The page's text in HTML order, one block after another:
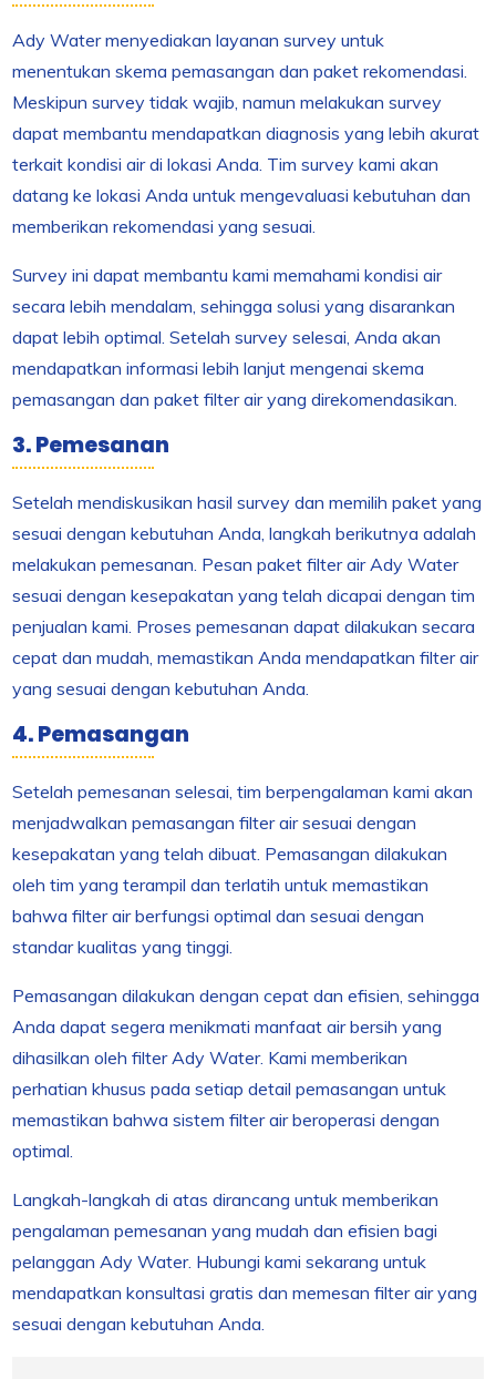
Ady Water menyediakan layanan survey untuk
menentukan skema pemasangan dan paket rekomendasi.
Meskipun survey tidak wajib, namun melakukan survey
dapat membantu mendapatkan diagnosis yang lebih akurat
terkait kondisi air di lokasi Anda. Tim survey kami akan
datang ke lokasi Anda untuk mengevaluasi kebutuhan dan
memberikan rekomendasi yang sesuai.
Survey ini dapat membantu kami memahami kondisi air
secara lebih mendalam, sehingga solusi yang disarankan
dapat lebih optimal. Setelah survey selesai, Anda akan
mendapatkan informasi lebih lanjut mengenai skema
pemasangan dan paket filter air yang direkomendasikan.
3. Pemesanan
Setelah mendiskusikan hasil survey dan memilih paket yang
sesuai dengan kebutuhan Anda, langkah berikutnya adalah
melakukan pemesanan. Pesan paket filter air Ady Water
sesuai dengan kesepakatan yang telah dicapai dengan tim
penjualan kami. Proses pemesanan dapat dilakukan secara
cepat dan mudah, memastikan Anda mendapatkan filter air
yang sesuai dengan kebutuhan Anda.
4. Pemasangan
Setelah pemesanan selesai, tim berpengalaman kami akan
menjadwalkan pemasangan filter air sesuai dengan
kesepakatan yang telah dibuat. Pemasangan dilakukan
oleh tim yang terampil dan terlatih untuk memastikan
bahwa filter air berfungsi optimal dan sesuai dengan
standar kualitas yang tinggi.
Pemasangan dilakukan dengan cepat dan efisien, sehingga
Anda dapat segera menikmati manfaat air bersih yang
dihasilkan oleh filter Ady Water. Kami memberikan
perhatian khusus pada setiap detail pemasangan untuk
memastikan bahwa sistem filter air beroperasi dengan
optimal.
Langkah-langkah di atas dirancang untuk memberikan
pengalaman pemesanan yang mudah dan efisien bagi
pelanggan Ady Water. Hubungi kami sekarang untuk
mendapatkan konsultasi gratis dan memesan filter air yang
sesuai dengan kebutuhan Anda.